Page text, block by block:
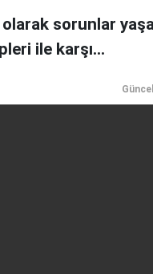
sorunlar
ile karşı...